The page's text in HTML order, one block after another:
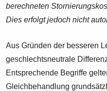
berechneten
Dies erfolgt jedoch nicht
Aus Gründen der besseren
geschlechtsneutrale
Entsprechende Begriffe
Gleichbehandlung